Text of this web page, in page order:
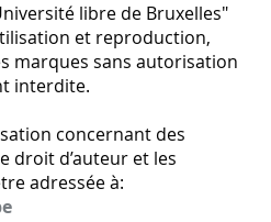
libre de Bruxelles"
et reproduction,
marques sans autorisation
interdite.
concernant des
droit d’auteur et les
adressée à: